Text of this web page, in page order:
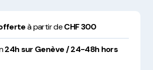
à partir deCHF 300
24h sur Genève / 24-48h hors